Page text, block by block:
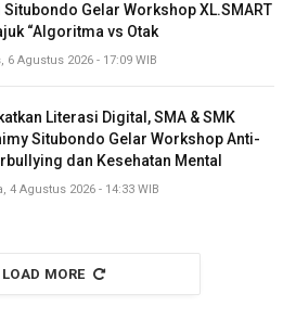
Situbondo Gelar Workshop XL.SMART
“Algoritma vs Otak
6 Agustus 2026 - 17:09 WIB
Literasi Digital, SMA & SMK
Situbondo Gelar Workshop Anti-
dan Kesehatan Mental
4 Agustus 2026 - 14:33 WIB
LOAD MORE